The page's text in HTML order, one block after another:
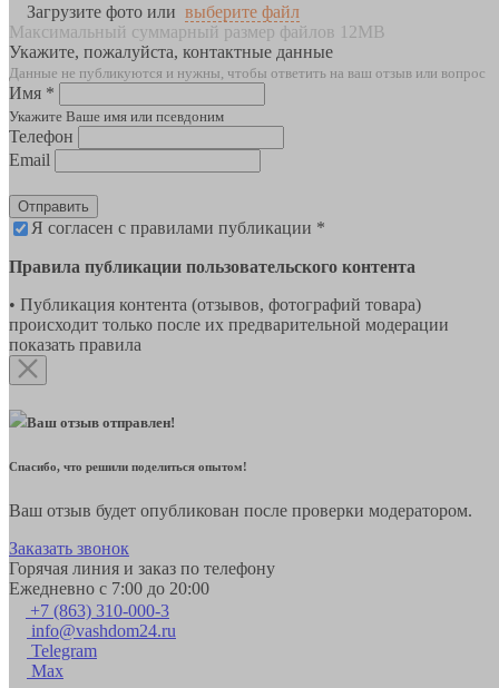
Загрузите фото или выберите файл
Максимальный суммарный размер файлов 12MB
Укажите, пожалуйста, контактные данные
Данные не публикуются и нужны, чтобы ответить на ваш отзыв или вопрос
Имя *
Укажите Ваше имя или псевдоним
Телефон
Email
Отправить
Я согласен с правилами публикации *
Правила публикации пользовательского контента
• Публикация контента (отзывов, фотографий товара)
происходит только после их предварительной модерации
показать правила
Ваш отзыв отправлен!
Спасибо, что решили поделиться опытом!
Ваш отзыв будет опубликован после проверки модератором.
Заказать звонок
Горячая линия и заказ по телефону
Ежедневно с 7:00 до 20:00
+7 (863) 310-000-3
info@vashdom24.ru
Telegram
Max